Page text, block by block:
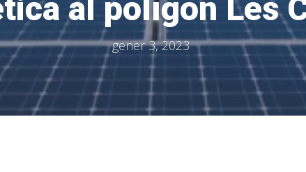
al polígon Les
gener 3, 2023